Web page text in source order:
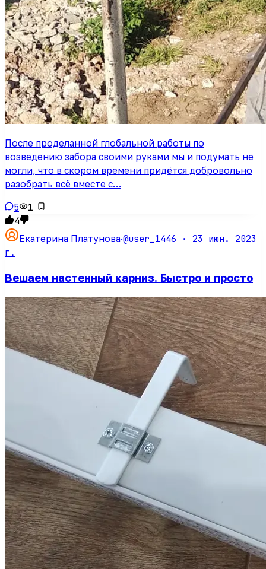
После проделанной глобальной работы по
возведению забора своими руками мы и подумать не
могли, что в скором времени придётся добровольно
разобрать всё вместе с…
5
1
4
Екатерина Платунова·@user_1446 · 23 июн. 2023
г.
Вешаем настенный карниз. Быстро и просто